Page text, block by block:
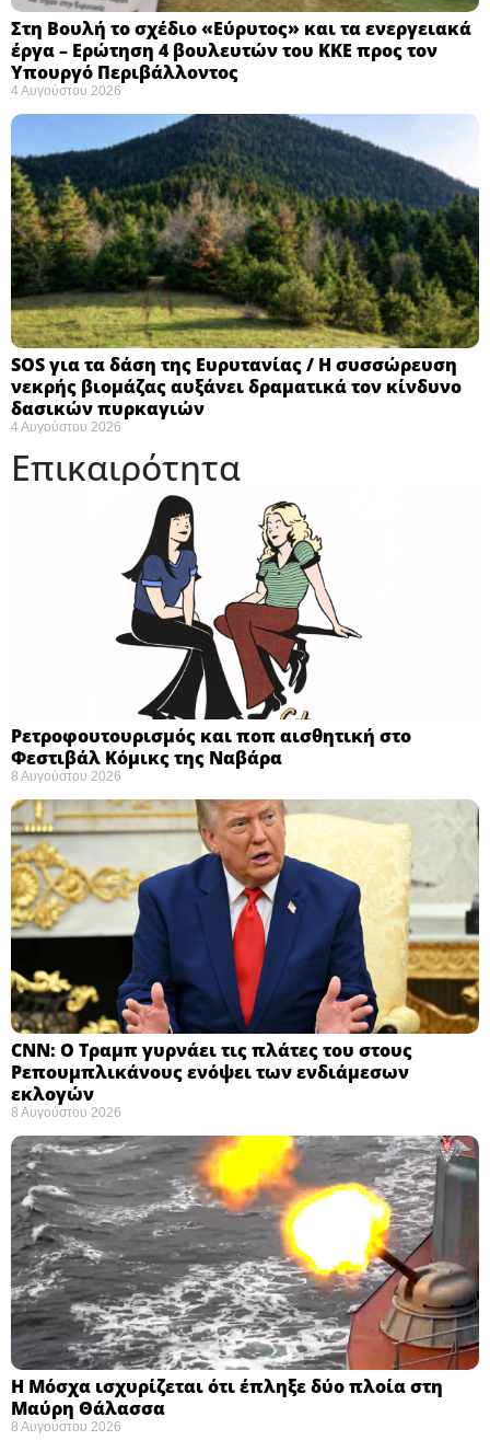
Στη Βουλή το σχέδιο «Εύρυτος» και τα ενεργειακά
έργα – Ερώτηση 4 βουλευτών του ΚΚΕ προς τον
Υπουργό Περιβάλλοντος
4 Αυγούστου 2026
SOS για τα δάση της Ευρυτανίας / Η συσσώρευση
νεκρής βιομάζας αυξάνει δραματικά τον κίνδυνο
δασικών πυρκαγιών
4 Αυγούστου 2026
Επικαιρότητα
Ρετροφουτουρισμός και ποπ αισθητική στο
Φεστιβάλ Κόμικς της Ναβάρα ​
8 Αυγούστου 2026
CNN: Ο Τραμπ γυρνάει τις πλάτες του στους
Ρεπουμπλικάνους ενόψει των ενδιάμεσων
εκλογών ​
8 Αυγούστου 2026
Η Μόσχα ισχυρίζεται ότι έπληξε δύο πλοία στη
Μαύρη Θάλασσα ​
8 Αυγούστου 2026